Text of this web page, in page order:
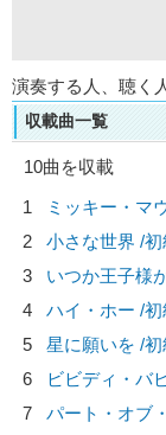
演奏する人、聴く
収載曲一覧
10曲を収載
1
ミッキー・マ
2
小さな世界 /初
3
いつか王子様
4
ハイ・ホー /初
5
星に願いを /初
6
ビビディ・バ
7
パート・オブ